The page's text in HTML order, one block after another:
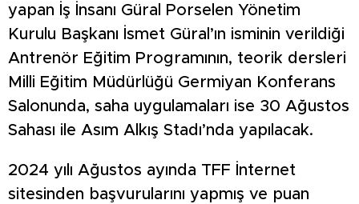
yapan İş İnsanı Güral Porselen Yönetim
Kurulu Başkanı İsmet Güral’ın isminin verildiği
Antrenör Eğitim Programının, teorik dersleri
Milli Eğitim Müdürlüğü Germiyan Konferans
Salonunda, saha uygulamaları ise 30 Ağustos
Sahası ile Asım Alkış Stadı’nda yapılacak.
2024 yılı Ağustos ayında TFF İnternet
sitesinden başvurularını yapmış ve puan